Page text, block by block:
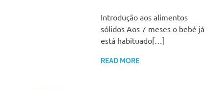
Introdução aos alimentos
sólidos Aos 7 meses o bebé já
está habituado[…]
READ MORE